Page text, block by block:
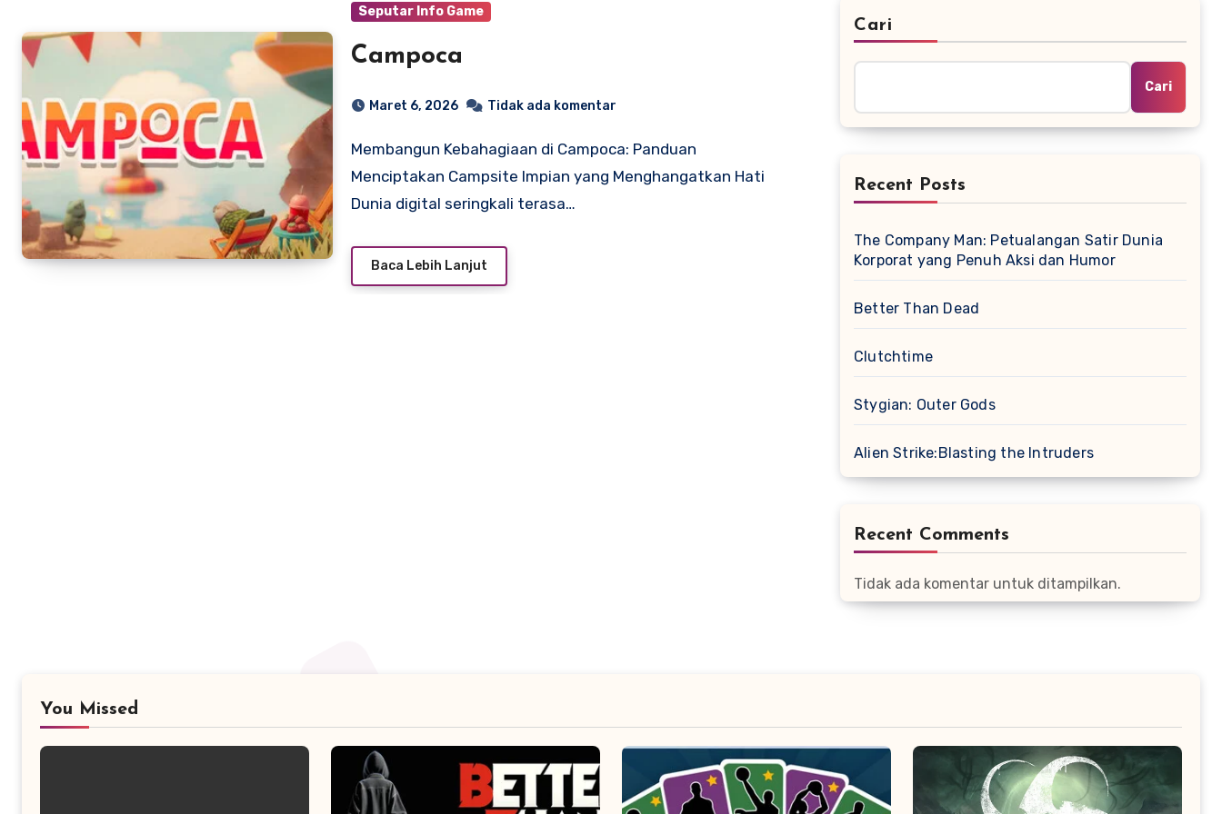
Seputar Info Game
Campoca
Maret 6, 2026 Tidak ada komentar
Membangun Kebahagiaan di Campoca: Panduan
Menciptakan Campsite Impian yang Menghangatkan Hati
Dunia digital seringkali terasa…
Baca Lebih Lanjut
Cari
Cari
Recent Posts
The Company Man: Petualangan Satir Dunia
Korporat yang Penuh Aksi dan Humor
Better Than Dead
Clutchtime
Stygian: Outer Gods
Alien Strike:Blasting the Intruders
Recent Comments
Tidak ada komentar untuk ditampilkan.
You Missed